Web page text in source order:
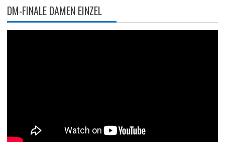
DM-FINALE DAMEN EINZEL